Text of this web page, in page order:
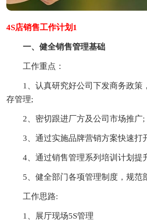
4S店销售工作计划1
一、健全销售管理基础
工作重点：
1、认真研究好公司下发商务政策
存管理;
2、密切跟进厂方及公司市场推广;
3、通过实施品牌营销方案快速打
4、通过销售管理系列培训计划提
5、健全部门各项管理制度，规范
工作思路:
1、展厅现场5S管理